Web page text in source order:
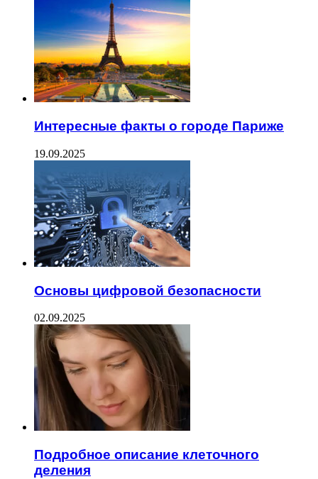
Интересные факты о городе Париже
19.09.2025
Основы цифровой безопасности
02.09.2025
Подробное описание клеточного
деления